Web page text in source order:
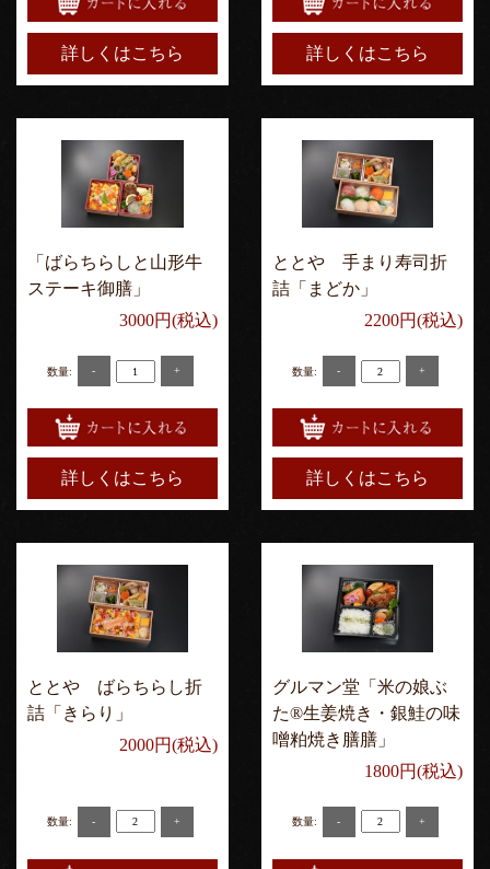
詳しくはこちら 詳しくはこちら
「ばらちらしと山形牛
ステーキ御膳」
3000円(税込)
数量: - +
詳しくはこちら
ととや 手まり寿司折
詰「まどか」
2200円(税込)
数量: - +
詳しくはこちら
ととや ばらちらし折
詰「きらり」
2000円(税込)
数量: - +
グルマン堂「米の娘ぶ
た®生姜焼き・銀鮭の味
噌粕焼き膳膳」
1800円(税込)
数量: - +